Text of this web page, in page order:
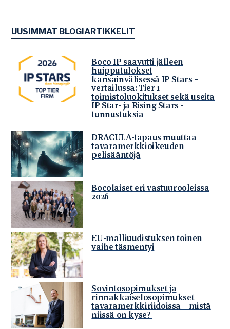
UUSIMMAT BLOGIARTIKKELIT
Boco IP saavutti jälleen
huipputulokset
kansainvälisessä IP Stars –
vertailussa: Tier 1 -
toimistoluokitukset sekä useita
IP Star- ja Rising Stars -
tunnustuksia
DRACULA-tapaus muuttaa
tavaramerkkioikeuden
pelisääntöjä
Bocolaiset eri vastuurooleissa
2026
EU-malliuudistuksen toinen
vaihe täsmentyi
Sovintosopimukset ja
rinnakkaiselosopimukset
tavaramerkkiriidoissa – mistä
niissä on kyse?